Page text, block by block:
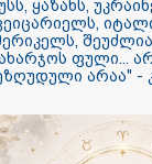
ყაზახს,
ფული...
არაა" -